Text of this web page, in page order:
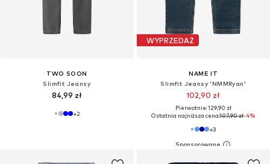
TWO SOON
Slimfit Jeansy
84,99 zł
+2
WYPRZEDAŻ
NAME IT
Slimfit Jeansy 'NMMRyan'
102,90 zł
Pierwotnie: 129,90 zł
Ostatnia najniższa cena:107,90 zł-4%
+3